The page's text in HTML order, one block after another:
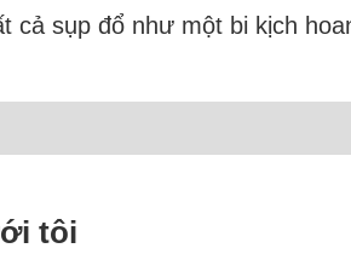
cả sụp đổ như một bi kịch
tôi